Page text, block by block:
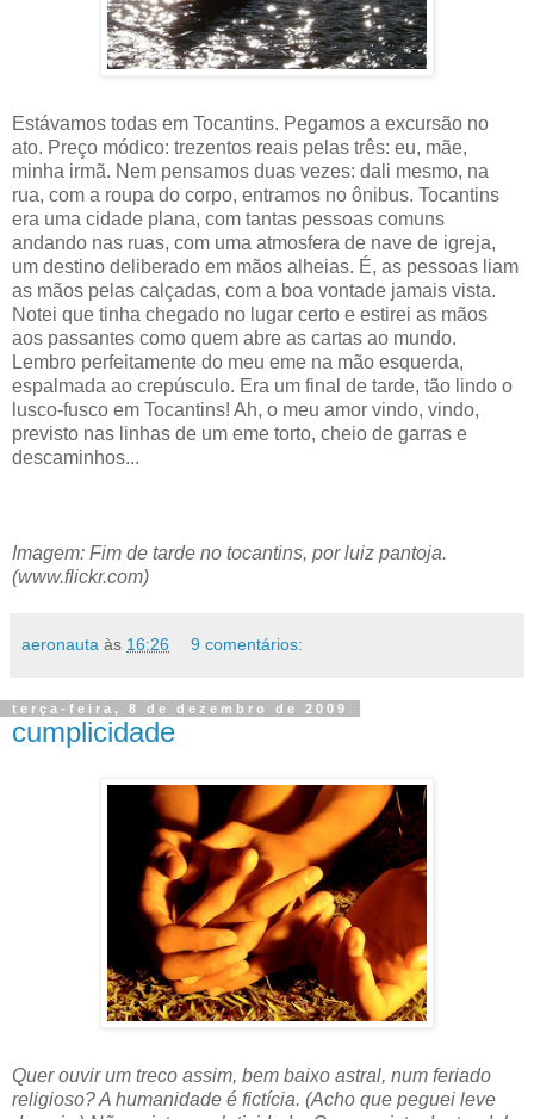
Estávamos todas em Tocantins. Pegamos a excursão no
ato. Preço módico: trezentos reais pelas três: eu, mãe,
minha irmã. Nem pensamos duas vezes: dali mesmo, na
rua, com a roupa do corpo, entramos no ônibus. Tocantins
era uma cidade plana, com tantas pessoas comuns
andando nas ruas, com uma atmosfera de nave de igreja,
um destino deliberado em mãos alheias. É, as pessoas liam
as mãos pelas calçadas, com a boa vontade jamais vista.
Notei que tinha chegado no lugar certo e estirei as mãos
aos passantes como quem abre as cartas ao mundo.
Lembro perfeitamente do meu eme na mão esquerda,
espalmada ao crepúsculo. Era um final de tarde, tão lindo o
lusco-fusco em Tocantins! Ah, o meu amor vindo, vindo,
previsto nas linhas de um eme torto, cheio de garras e
descaminhos...
Imagem: Fim de tarde no tocantins, por luiz pantoja.
(www.flickr.com)
aeronauta às 16:26 9 comentários:
terça-feira, 8 de dezembro de 2009
cumplicidade
Quer ouvir um treco assim, bem baixo astral, num feriado
religioso? A humanidade é fictícia. (Acho que peguei leve